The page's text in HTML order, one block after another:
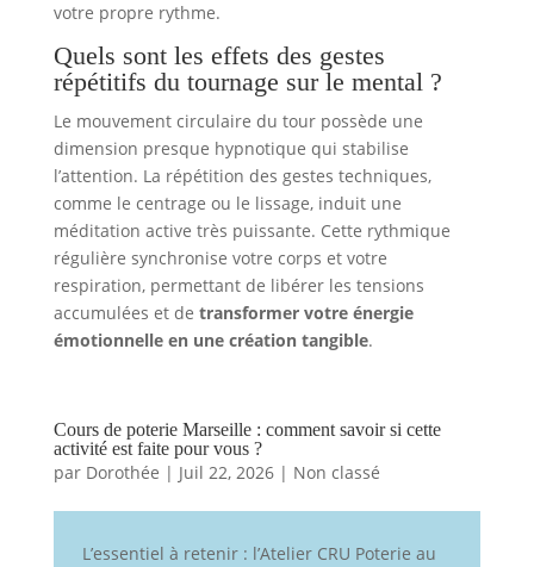
votre propre rythme.
Quels sont les effets des gestes
répétitifs du tournage sur le mental ?
Le mouvement circulaire du tour possède une
dimension presque hypnotique qui stabilise
l’attention. La répétition des gestes techniques,
comme le centrage ou le lissage, induit une
méditation active très puissante. Cette rythmique
régulière synchronise votre corps et votre
respiration, permettant de libérer les tensions
accumulées et de transformer votre énergie
émotionnelle en une création tangible.
Cours de poterie Marseille : comment savoir si cette
activité est faite pour vous ?
par Dorothée | Juil 22, 2026| Non classé
L’essentiel à retenir : l’Atelier CRU Poterie au